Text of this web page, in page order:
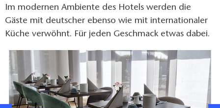
Im modernen Ambiente des Hotels werden die
Gäste mit deutscher ebenso wie mit internationaler
Küche verwöhnt. Für jeden Geschmack etwas dabei.